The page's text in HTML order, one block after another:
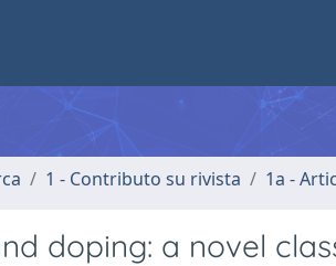
1 - Contributo su rivista 1a -
doping: a novel